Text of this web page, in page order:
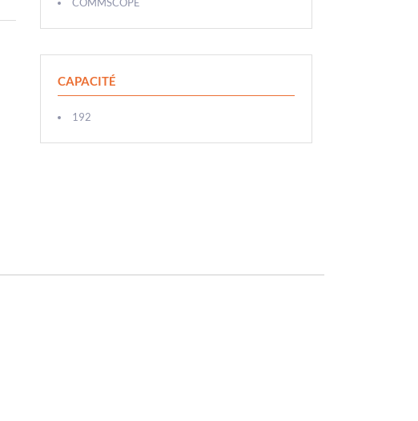
COMMSCOPE
CAPACITÉ
192